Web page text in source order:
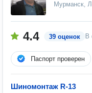
Мурманск,
4.4 39 оценок В
Паспорт проверен
Шиномонтаж R-13